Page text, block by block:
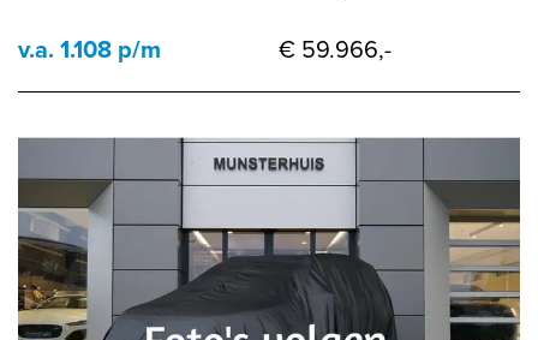
v.a. 1.108 p/m € 59.966,-